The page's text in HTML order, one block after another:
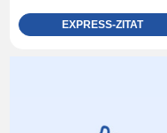
EXPRESS-ZITAT